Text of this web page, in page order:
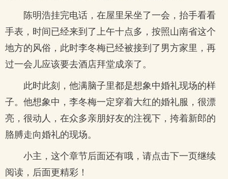
陈明浩挂完电话，在屋里呆坐了一会，抬手看看
手表，时间已经来到了上午十点多，按照山南省这个
地方的风俗，此时李冬梅已经被接到了男方家里，再
过一会儿应该要去酒店拜堂成亲了。
此时此刻，他满脑子里都是想象中婚礼现场的样
子。他想象中，李冬梅一定穿着大红的婚礼服，很漂
亮，很动人，在众多亲朋好友的注视下，挎着新郎的
胳膊走向婚礼的现场。
小主，这个章节后面还有哦，请点击下一页继续
阅读，后面更精彩！